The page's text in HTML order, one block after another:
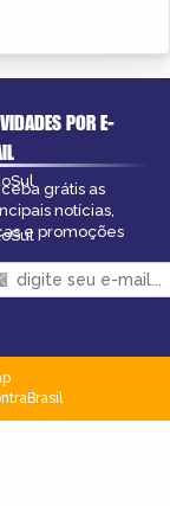
POR E-
grátis as
notícias,
e promoções